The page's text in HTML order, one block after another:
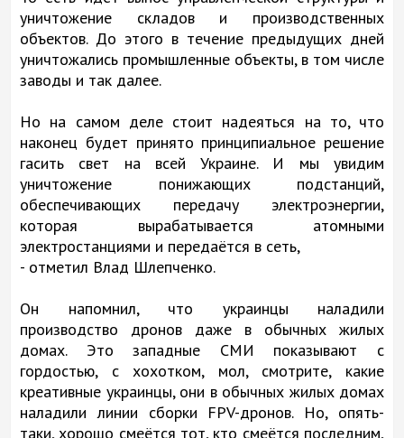
уничтожение складов и производственных
объектов. До этого в течение предыдущих дней
уничтожались промышленные объекты, в том числе
заводы и так далее.
Но на самом деле стоит надеяться на то, что
наконец будет принято принципиальное решение
гасить свет на всей Украине. И мы увидим
уничтожение понижающих подстанций,
обеспечивающих передачу электроэнергии,
которая вырабатывается атомными
электростанциями и передаётся в сеть,
- отметил Влад Шлепченко.
Он напомнил, что украинцы наладили
производство дронов даже в обычных жилых
домах. Это западные СМИ показывают с
гордостью, с хохотком, мол, смотрите, какие
креативные украинцы, они в обычных жилых домах
наладили линии сборки FPV-дронов. Но, опять-
таки, хорошо смеётся тот, кто смеётся последним,